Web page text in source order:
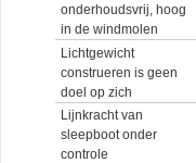
onderhoudsvrij, hoog
in de windmolen
Lichtgewicht
construeren is geen
doel op zich
Lijnkracht van
sleepboot onder
controle